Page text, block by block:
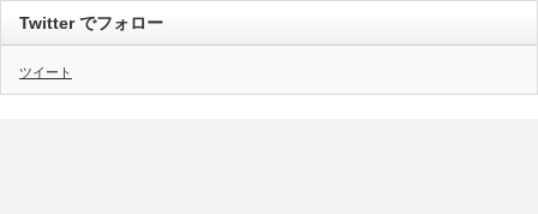
Twitter でフォロー
ツイート